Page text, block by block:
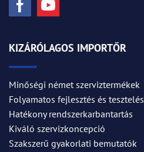
KIZÁRÓLAGOS IMPORTŐR
Minőségi német szerviztermékek
Folyamatos fejlesztés és tesztelés
Hatékony rendszerkarbantartás
Kiváló szervizkoncepció
Szakszerű gyakorlati bemutatók